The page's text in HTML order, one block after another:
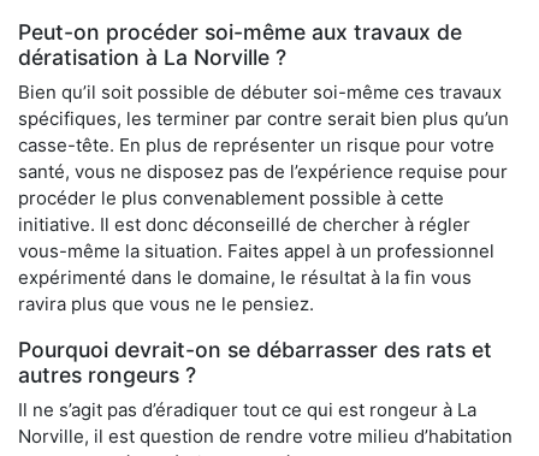
Peut-on procéder soi-même aux travaux de
dératisation à La Norville ?
Bien qu’il soit possible de débuter soi-même ces travaux
spécifiques, les terminer par contre serait bien plus qu’un
casse-tête. En plus de représenter un risque pour votre
santé, vous ne disposez pas de l’expérience requise pour
procéder le plus convenablement possible à cette
initiative. Il est donc déconseillé de chercher à régler
vous-même la situation. Faites appel à un professionnel
expérimenté dans le domaine, le résultat à la fin vous
ravira plus que vous ne le pensiez.
Pourquoi devrait-on se débarrasser des rats et
autres rongeurs ?
Il ne s’agit pas d’éradiquer tout ce qui est rongeur à La
Norville, il est question de rendre votre milieu d’habitation